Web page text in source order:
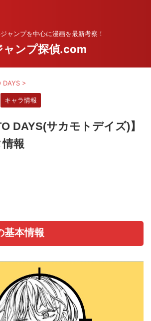
ャンプを中心に漫画を最新考察！
ャンプ探偵.com
DAYS >
キャラ情報
DAYS(サカモトデイズ)】
報
基本情報